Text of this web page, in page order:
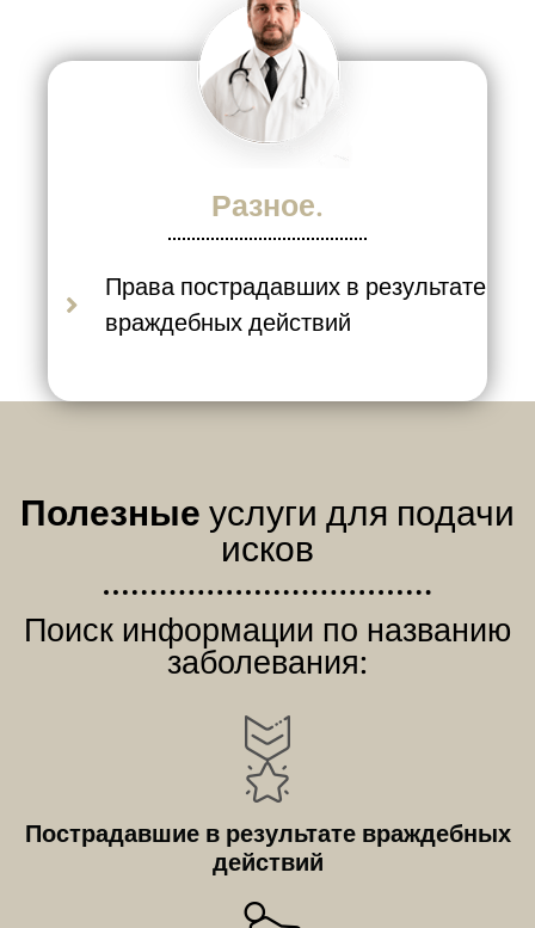
Разное.
Права пострадавших в результате
враждебных действий
Полезныеуслуги для подачи
исков
Поиск информации по названию
заболевания:
Пострадавшие в результате враждебных
действий